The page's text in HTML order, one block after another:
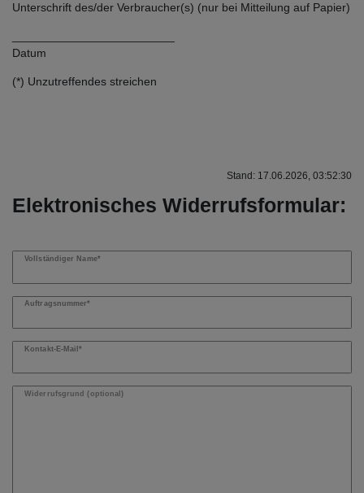
Unterschrift des/der Verbraucher(s) (nur bei Mitteilung auf Papier)
Datum
(*) Unzutreffendes streichen
Stand: 17.06.2026, 03:52:30
Elektronisches Widerrufsformular:
Vollständiger Name*
Auftragsnummer*
Kontakt-E-Mail*
Widerrufsgrund (optional)
Ceres::Template.mailFormHoneypotLabel